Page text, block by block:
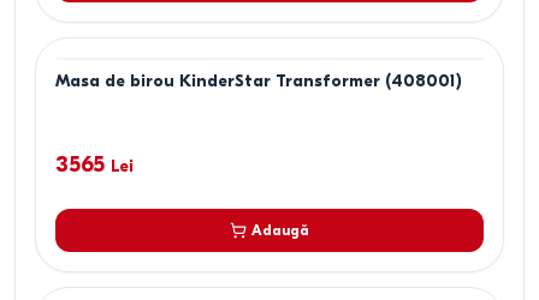
Masa de birou KinderStar Transformer (408001)
3565 Lei
Adaugă